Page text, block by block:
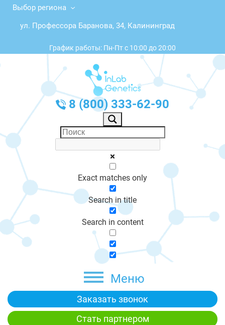
Выбор региона
ул. Профессора Баранова, 34, Калининград
График работы: Пн-Пт с 10:00 до 20:00
8 (800) 333-62-90
Exact matches only
Search in title
Search in content
Меню
Заказать звонок
Стать партнером